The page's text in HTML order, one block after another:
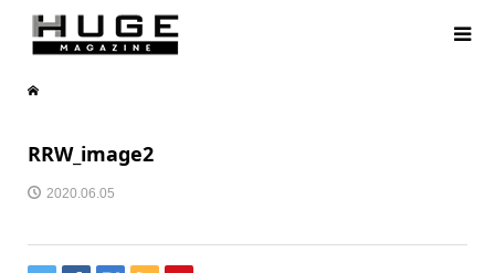
RRW_image2
2020.06.05